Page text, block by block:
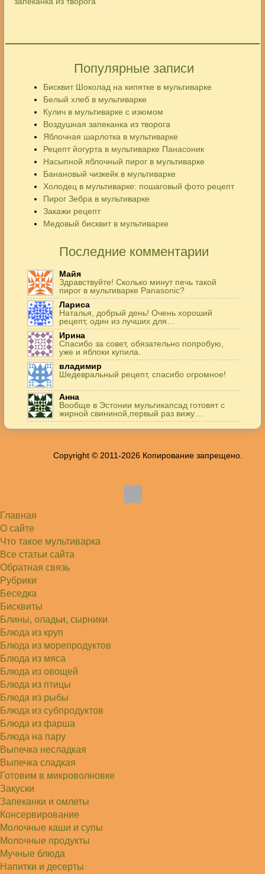
Популярные записи
Бисквит Шоколад на кипятке в мультиварке
Белый хлеб в мультиварке
Кулич в мультиварке с изюмом
Воздушная запеканка из творога
Яблочная шарлотка в мультиварке
Рецепт йогурта в мультиварке Панасоник
Насыпной яблочный пирог в мультиварке
Банановый чизкейк в мультиварке
Холодец в мультиварке: пошаговый фото рецепт
Пирог Зебра в мультиварке
Закажи рецепт
Медовый бисквит в мультиварке
Последние комментарии
Майя
Здравствуйте! Сколько минут печь такой
пирог в мультиварке Panasonic?
Лариса
Наталья, добрый день! Очень хороший
рецепт, один из лучших для…
Ирина
Спасибо за совет, обязательно попробую,
уже и яблоки купила.
владимир
Шедевральный рецепт, спасибо огромное!
Анна
Вообще в Эстонии мульгикапсад готовят с
жирной свининой,первый раз вижу…
Игорь
Жанна
и сырую курочку, и…
Света
Советую простой рецепт как готовили наши
бабушки, на 5 минут…
Copyright © 2011-2026 Копирование запрещено.
Главная
О сайте
Что такое мультиварка
Все статьи сайта
Обратная связь
Рубрики
Беседка
Бисквиты
Блины, оладьи, сырники
Блюда из круп
Блюда из морепродуктов
Блюда из мяса
Блюда из овощей
Блюда из птицы
Блюда из рыбы
Блюда из субпродуктов
Блюда из фарша
Блюда на пару
Выпечка несладкая
Выпечка сладкая
Готовим в микроволновке
Закуски
Запеканки и омлеты
Консервирование
Молочные каши и супы
Молочные продукты
Мучные блюда
Напитки и десерты